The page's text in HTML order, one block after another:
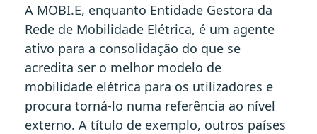
A MOBI.E, enquanto Entidade Gestora da
Rede de Mobilidade Elétrica, é um agente
ativo para a consolidação do que se
acredita ser o melhor modelo de
mobilidade elétrica para os utilizadores e
procura torná-lo numa referência ao nível
externo. A título de exemplo, outros países